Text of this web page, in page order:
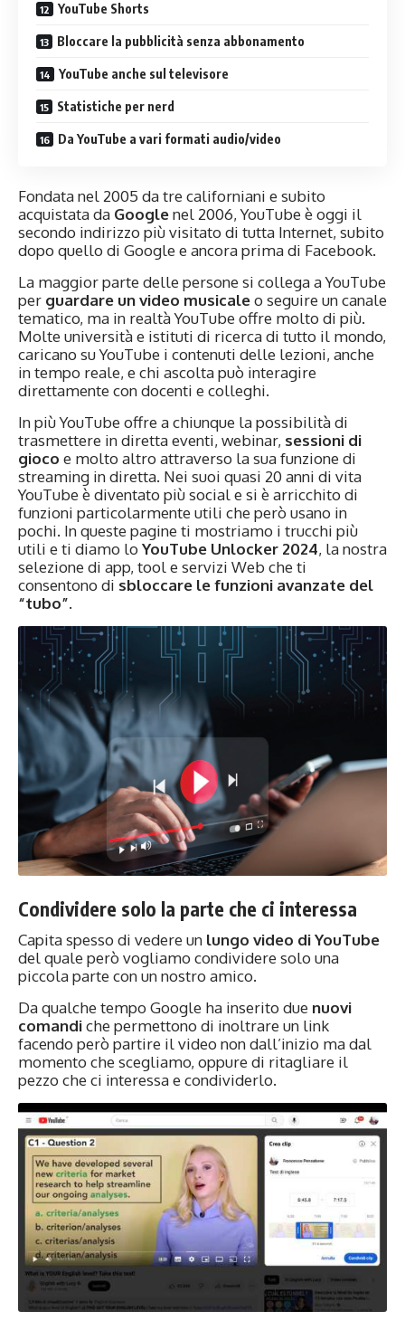
YouTube Shorts
Bloccare la pubblicità senza abbonamento
YouTube anche sul televisore
Statistiche per nerd
Da YouTube a vari formati audio/video
Fondata nel 2005 da tre californiani e subito
acquistata da Googlenel 2006, YouTube è oggi il
secondo indirizzo più visitato di tutta Internet, subito
dopo quello di Google e ancora prima di Facebook.
La maggior parte delle persone si collega a YouTube
per guardare un video musicaleo seguire un canale
tematico, ma in realtà YouTube offre molto di più.
Molte università e istituti di ricerca di tutto il mondo,
caricano su YouTube i contenuti delle lezioni, anche
in tempo reale, e chi ascolta può interagire
direttamente con docenti e colleghi.
In più YouTube offre a chiunque la possibilità di
trasmettere in diretta eventi, webinar, sessioni di
gioco e molto altro attraverso la sua funzione di
streaming in diretta. Nei suoi quasi 20 anni di vita
YouTube è diventato più social e si è arricchito di
funzioni particolarmente utili che però usano in
pochi. In queste pagine ti mostriamo i trucchi più
utili e ti diamo lo YouTube Unlocker 2024, la nostra
selezione di app, tool e servizi Web che ti
consentono di sbloccare le funzioni avanzate del
“tubo”.
Condividere solo la parte che ci interessa
Capita spesso di vedere un lungo video di YouTube
del quale però vogliamo condividere solo una
piccola parte con un nostro amico.
Da qualche tempo Google ha inserito due nuovi
comandiche permettono di inoltrare un link
facendo però partire il video non dall’inizio ma dal
momento che scegliamo, oppure di ritagliare il
pezzo che ci interessa e condividerlo.